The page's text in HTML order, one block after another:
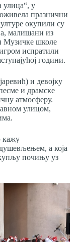
улица“, у
празнични
окупили су
малишани из
Музичке школе
испратили
години.
и девојку
и драмске
атмосферу.
улицом,
кажу
а која
почињу уз